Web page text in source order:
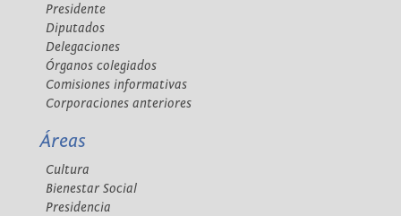
Presidente
Diputados
Delegaciones
Órganos colegiados
Comisiones informativas
Corporaciones anteriores
Áreas
Cultura
Bienestar Social
Presidencia